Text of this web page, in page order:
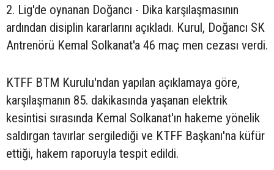
2. Lig'de oynanan Doğancı - Dika karşılaşmasının
ardından disiplin kararlarını açıkladı. Kurul, Doğancı SK
Antrenörü Kemal Solkanat'a 46 maç men cezası verdi.
KTFF BTM Kurulu'ndan yapılan açıklamaya göre,
karşılaşmanın 85. dakikasında yaşanan elektrik
kesintisi sırasında Kemal Solkanat'ın hakeme yönelik
saldırgan tavırlar sergilediği ve KTFF Başkanı'na küfür
ettiği, hakem raporuyla tespit edildi.